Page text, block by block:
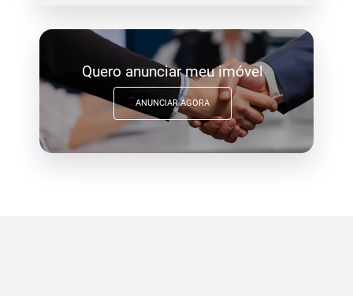
Quero anunciar meu imóvel
ANUNCIAR AGORA